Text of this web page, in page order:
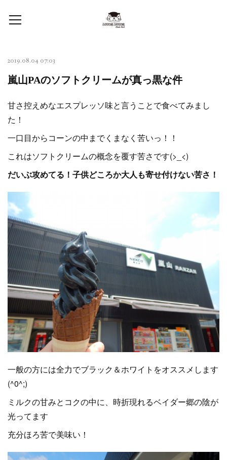
2019.08.04 07:03
嵐山PAのソフトクリームが真っ黒な件
甘さ控えめなエスプレッソ味と言うことで食べてみまし
た！
一口目からコーンの中までくまなく苦いっ！！
これはソフトクリームの概念を覆す苦さです(>_<)
だいぶ攻めてる！子供どころか大人も寄せ付けない苦さ！
一般の方には全力でブラック＆ホワイトをオススメします
(^0^;)
ミルクの甘みとコクの中に、時折現れるベイダー郷の陰が
光ってます
充分ほろ苦で美味い！